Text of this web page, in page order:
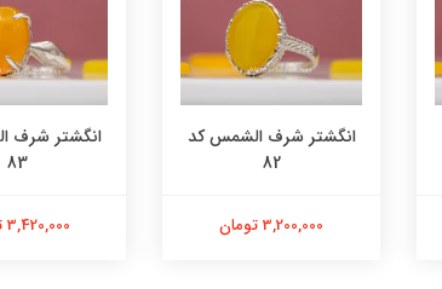
انگشتر شرف الشمس کد
82
3,200,000 تومان
انگشتر شرف
83
3,420,000 تومان